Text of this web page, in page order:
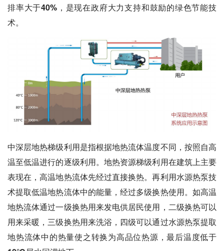
排率大于40%，是现在政府大力支持和鼓励的绿色节能技
术。
中深层地热梯级利用是指根据地热流体温度不同，按照自高
温至低温进行的逐级利用。地热资源梯级利用在建筑上主要
表现在，高温地热流体先经过直接换热。再利用水源热泵技
术提取低温地热流体中的能量，经过多级换热使用。如高温
地热流体通过一级换热用来发电供居民使用，二级换热可以
用来采暖，三级换热用来洗浴，四级可以通过水源热泵提取
地热流体中的热量使之转换为高品位热源，最后温度低于